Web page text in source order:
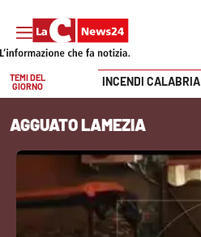
SEZIONI
Cronaca
Politica
Vai
TEMI DEL
GIORNO
INCENDI CALABRIA
AGGUATO LAMEZIA